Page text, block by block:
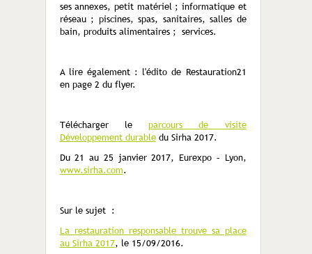
ses annexes, petit matériel ; informatique et
réseau ; piscines, spas, sanitaires, salles de
bain, produits alimentaires ; services.
A lire également : l'édito de Restauration21
en page 2 du flyer.
Télécharger leparcours de visite
Développement durabledu Sirha 2017.
Du 21 au 25 janvier 2017, Eurexpo – Lyon,
www.sirha.com.
Sur le sujet :
La restauration responsable trouve sa place
au Sirha 2017, le 15/09/2016.